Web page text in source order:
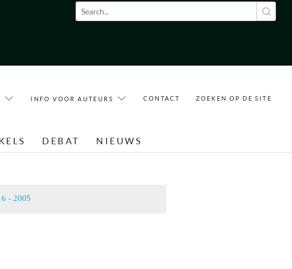
Zoekveld
INFO VOOR AUTEURS CONTACT ZOEKEN OP DE SITE
DEBAT NIEUWS
- 2005